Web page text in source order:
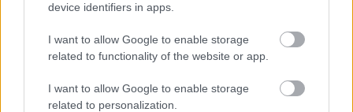
device identifiers in apps.
I want to allow Google to enable storage
related to functionality of the website or app.
I want to allow Google to enable storage
related to personalization.
Az ipar továbbra is gyengélkedik, és ez a GDP-
n is látszik
ELEMZÉSEK 6 órája